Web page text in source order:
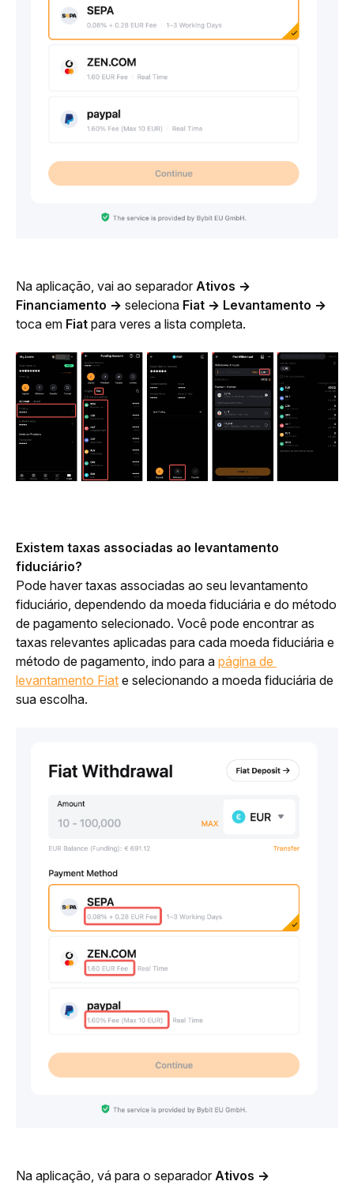
Na aplicação, vai ao separador Ativos →
Financiamento → seleciona
toca em Fiat para veres a lista completa.
Existem taxas associadas ao levantamento
fiduciário?
Pode haver taxas associadas ao seu levantamento
fiduciário, dependendo da moeda fiduciária e do método
de pagamento selecionado. Você pode encontrar as
taxas relevantes aplicadas para cada moeda fiduciária e
método de pagamento, indo para a página de
levantamento Fiat e selecionando a moeda fiduciária de
sua escolha.
Na aplicação, vá para o separador Ativos →